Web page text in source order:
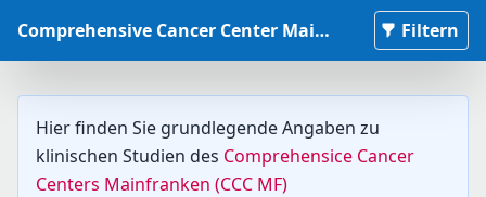
Comprehensive Cancer Center Mainfranken Studiendatenbank Filtern
Hier finden Sie grundlegende Angaben zu
klinischen Studien des Comprehensice Cancer
Centers Mainfranken (CCC MF)